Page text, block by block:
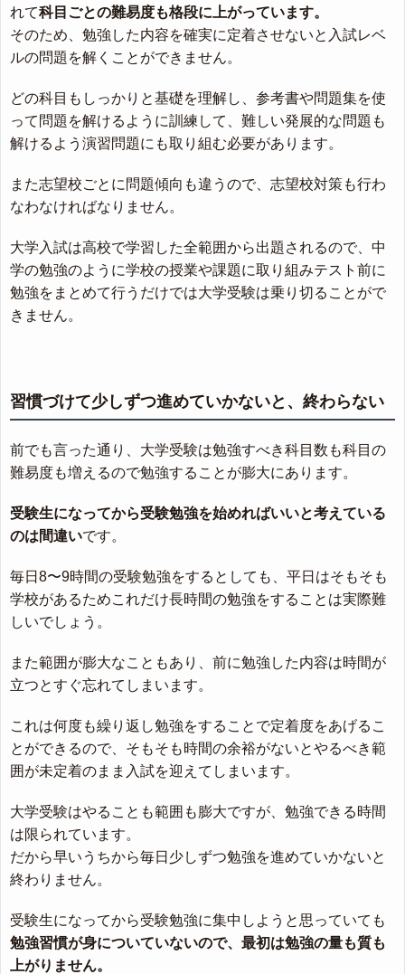
れて科目ごとの難易度も格段に上がっています。
そのため、勉強した内容を確実に定着させないと入試レベ
ルの問題を解くことができません。
どの科目もしっかりと基礎を理解し、参考書や問題集を使
って問題を解けるように訓練して、難しい発展的な問題も
解けるよう演習問題にも取り組む必要があります。
また志望校ごとに問題傾向も違うので、志望校対策も行わ
なわなければなりません。
大学入試は高校で学習した全範囲から出題されるので、中
学の勉強のように学校の授業や課題に取り組みテスト前に
勉強をまとめて行うだけでは大学受験は乗り切ることがで
きません。
習慣づけて少しずつ進めていかないと、終わらない
前でも言った通り、大学受験は勉強すべき科目数も科目の
難易度も増えるので勉強することが膨大にあります。
受験生になってから受験勉強を始めればいいと考えている
のは間違いです。
毎日8〜9時間の受験勉強をするとしても、平日はそもそも
学校があるためこれだけ長時間の勉強をすることは実際難
しいでしょう。
また範囲が膨大なこともあり、前に勉強した内容は時間が
立つとすぐ忘れてしまいます。
これは何度も繰り返し勉強をすることで定着度をあげるこ
とができるので、そもそも時間の余裕がないとやるべき範
囲が未定着のまま入試を迎えてしまいます。
大学受験はやることも範囲も膨大ですが、勉強できる時間
は限られています。
だから早いうちから毎日少しずつ勉強を進めていかないと
終わりません。
受験生になってから受験勉強に集中しようと思っていても
勉強習慣が身についていないので、最初は勉強の量も質も
上がりません。